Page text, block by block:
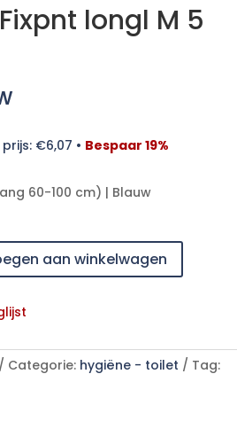
longl M 5
€6,07 • Bespaar 19%
60-100 cm) | Blauw
aan winkelwagen
Categorie: hygiëne - toilet
Tag: